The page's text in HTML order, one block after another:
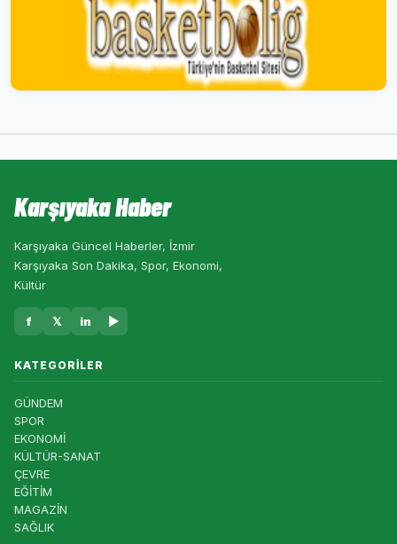
Karşıyaka Haber
Karşıyaka Güncel Haberler, İzmir
Karşıyaka Son Dakika, Spor, Ekonomi,
Kültür
f 𝕏 in ▶
KATEGORILER
GÜNDEM
SPOR
EKONOMİ
KÜLTÜR-SANAT
ÇEVRE
EĞİTİM
MAGAZİN
SAĞLIK